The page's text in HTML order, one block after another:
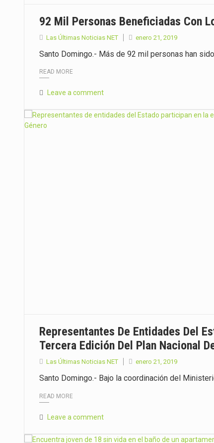
92 Mil Personas Beneficiadas Con
Las Últimas Noticias NET enero 21, 2019
Santo Domingo.- Más de 92 mil personas han
READ MORE
Leave a comment
Representantes De Entidades Del
Tercera Edición Del Plan Nacional
Las Últimas Noticias NET enero 21, 2019
Santo Domingo.- Bajo la coordinación del
READ MORE
Leave a comment